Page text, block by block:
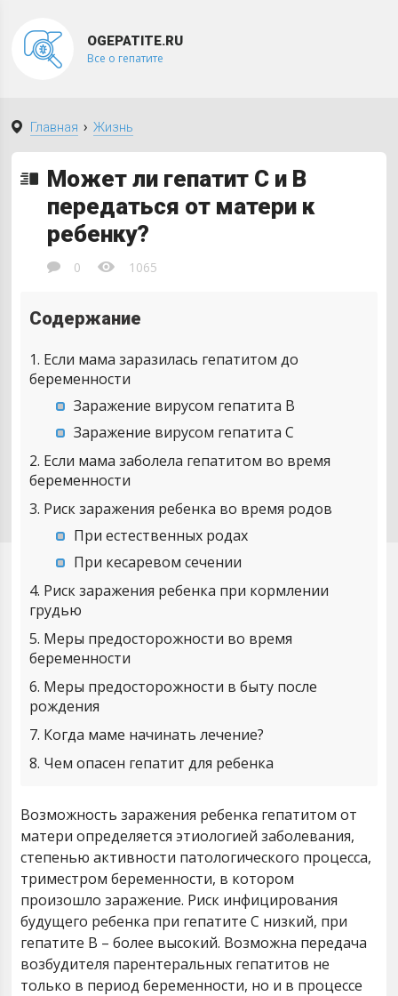
OGEPATITE.RU
Все о гепатите
Главная › Жизнь
Может ли гепатит С и В
передаться от матери к
ребенку?
0 1065
Содержание
1 Если мама заразилась гепатитом до
беременности
Заражение вирусом гепатита В
Заражение вирусом гепатита С
2 Если мама заболела гепатитом во время
беременности
3 Риск заражения ребенка во время родов
При естественных родах
При кесаревом сечении
4 Риск заражения ребенка при кормлении
грудью
5 Меры предосторожности во время
беременности
6 Меры предосторожности в быту после
рождения
7 Когда маме начинать лечение?
8 Чем опасен гепатит для ребенка
Возможность заражения ребенка гепатитом от
матери определяется этиологией заболевания,
степенью активности патологического процесса,
триместром беременности, в котором
произошло заражение. Риск инфицирования
будущего ребенка при гепатите С низкий, при
гепатите В – более высокий. Возможна передача
возбудителя парентеральных гепатитов не
только в период беременности, но и в процессе